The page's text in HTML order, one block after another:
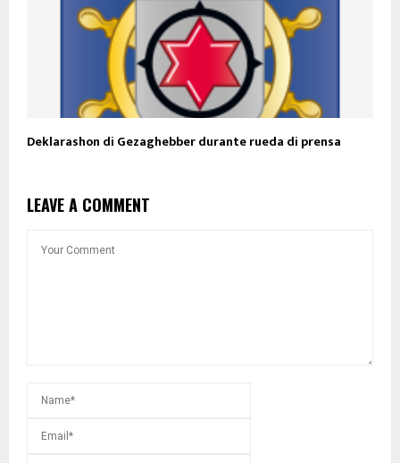
Deklarashon di Gezaghebber durante rueda di prensa
LEAVE A COMMENT